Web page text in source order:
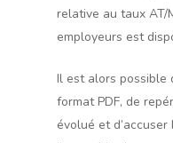
relative au taux AT/
employeurs est
Il est alors possible
format PDF, de
évolué et